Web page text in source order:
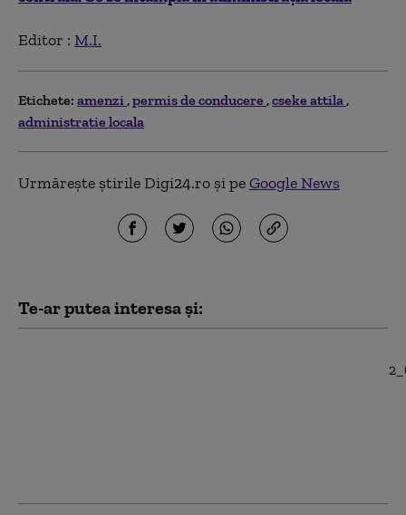
Editor : M.I.
Etichete: amenzi permis de conducere cseke attila
administratie locala
Urmărește știrile Digi24.ro și peGoogle News
Te-ar putea interesa și: